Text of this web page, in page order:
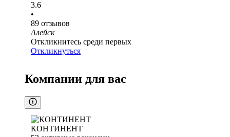
3.6
•
89 отзывов
Алейск
Откликнитесь среди первых
Откликнуться
Компании для вас
КОНТИНЕНТ